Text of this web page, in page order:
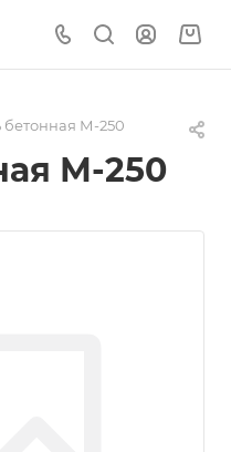
бетонная М-250
М-250